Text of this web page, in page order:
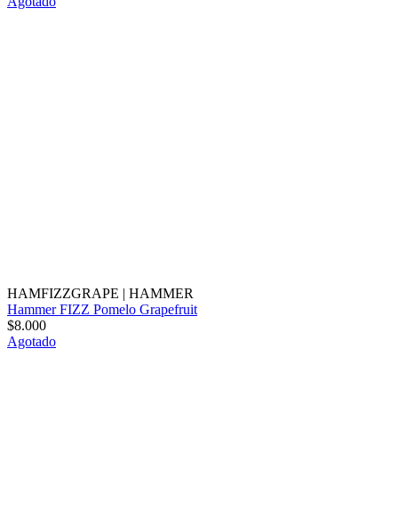
HAMFIZZGRAPE | HAMMER
Hammer FIZZ Pomelo Grapefruit
$8.000
Agotado